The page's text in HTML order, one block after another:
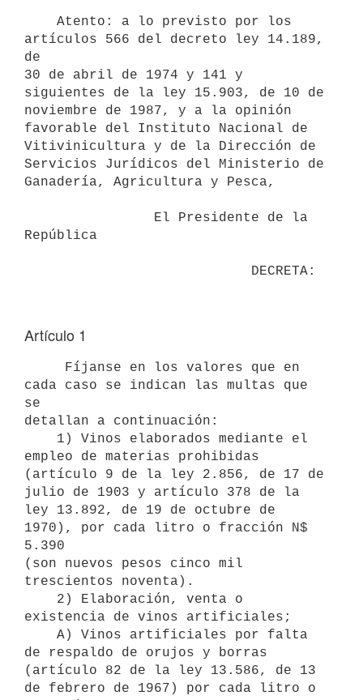
artículos 566 del decreto ley 14.189,
de
30 de abril de 1974 y 141 y
siguientes de la ley 15.903, de 10 de
noviembre de 1987, y a la opinión
favorable del Instituto Nacional de
Vitivinicultura y de la Dirección de
Servicios Jurídicos del Ministerio de
Ganadería, Agricultura y Pesca,
República
Artículo 1
cada caso se indican las multas que
se
detallan a continuación:
empleo de materias prohibidas
(artículo 9 de la ley 2.856, de 17 de
julio de 1903 y artículo 378 de la
ley 13.892, de 19 de octubre de
1970), por cada litro o fracción N$
5.390
(son nuevos pesos cinco mil
trescientos noventa).
existencia de vinos artificiales;
de respaldo de orujos y borras
(artículo 82 de la ley 13.586, de 13
de febrero de 1967) por cada litro o